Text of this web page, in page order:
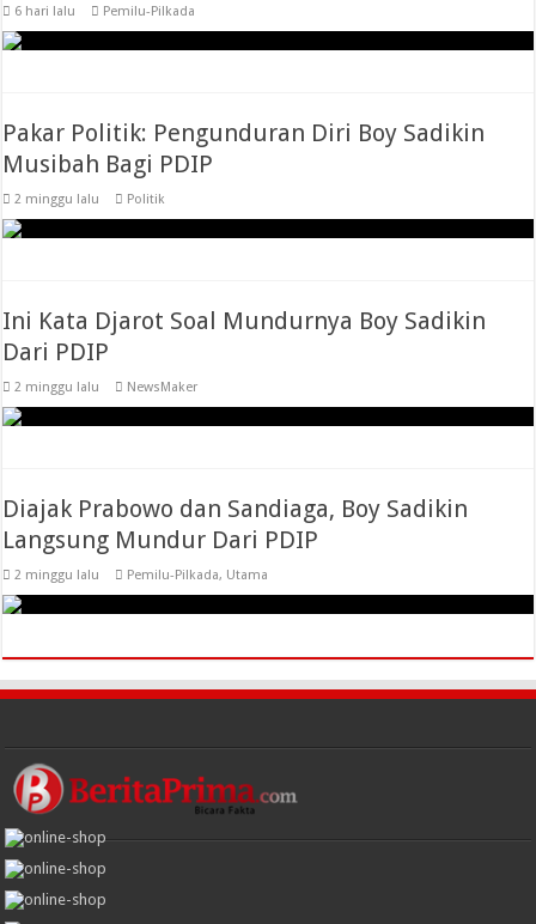
6 hari lalu Pemilu-Pilkada
Pakar Politik: Pengunduran Diri Boy Sadikin
Musibah Bagi PDIP
2 minggu lalu Politik
Ini Kata Djarot Soal Mundurnya Boy Sadikin
Dari PDIP
2 minggu lalu NewsMaker
Diajak Prabowo dan Sandiaga, Boy Sadikin
Langsung Mundur Dari PDIP
2 minggu lalu Pemilu-Pilkada, Utama